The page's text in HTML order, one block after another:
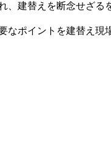
建替えを断念せざる
ポイントを建替え現